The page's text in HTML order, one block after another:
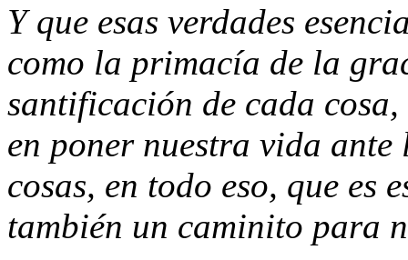
Y que esas verdades
como la primacía de la
santificación de cada
en poner nuestra vida
cosas, en todo eso, que es
también un caminito para